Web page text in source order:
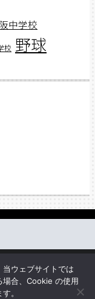
中学校
校 野球
ウェブサイトでは
場合、Cookie の使用
。